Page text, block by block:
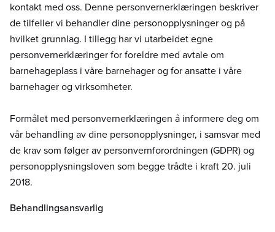
kontakt med oss. Denne personvernerklæringen beskriver
de tilfeller vi behandler dine personopplysninger og på
hvilket grunnlag. I tillegg har vi utarbeidet egne
personvernerklæringer for foreldre med avtale om
barnehageplass i våre barnehager og for ansatte i våre
barnehager og virksomheter.
Formålet med personvernerklæringen å informere deg om
vår behandling av dine personopplysninger, i samsvar med
de krav som følger av personvernforordningen (GDPR) og
personopplysningsloven som begge trådte i kraft 20. juli
2018.
Behandlingsansvarlig